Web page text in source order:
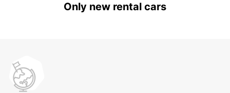
Only new rental cars